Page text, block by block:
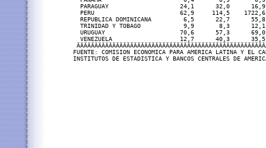
PARAGUAY                    24,1      32,0
PERU                        62,9     114,5
REPUBLICA DOMINICANA         6,5      22,7
TRINIDAD Y TOBAGO            9,9       8,3
URUGUAY                     70,6      57,3
VENEZUELA                   12,7      40,3
FUENTE: COMISION ECONOMICA PARA AMERICA LATINA Y EL